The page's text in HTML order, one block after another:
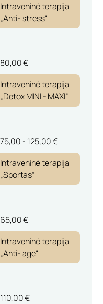
Intraveninė terapija
„Anti- stress“
80,00 €
Intraveninė terapija
„Detox MINI - MAXI“
75,00 - 125,00 €
Intraveninė terapija
„Sportas“
65,00 €
Intraveninė terapija
„Anti- age“
110,00 €